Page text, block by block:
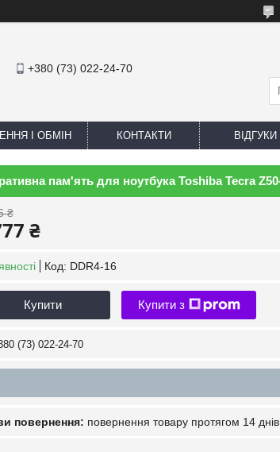
+380 (73) 022-24-70
І ОБМІН КОНТАКТИ ВІДГУКИ
пам'ять для ноутбука Toshiba Tecra
₴
₴
Код: DDR4-16
Купити Купити з
(73) 022-24-70
повернення товару протягом 14 днів